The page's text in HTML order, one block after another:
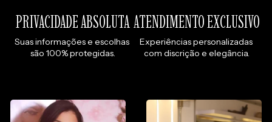
PRIVACIDADE ABSOLUTA
Suas informações e escolhas
são 100% protegidas.
ATENDIMENTO EXCLUSIVO
Experiências personalizadas
com discrição e elegância.